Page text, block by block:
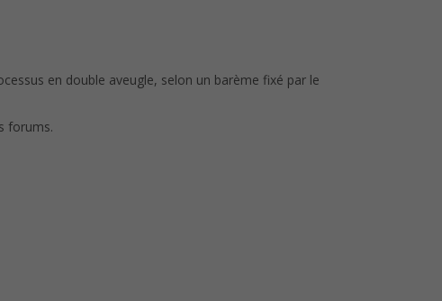
en double aveugle, selon un barème fixé par le
forums.